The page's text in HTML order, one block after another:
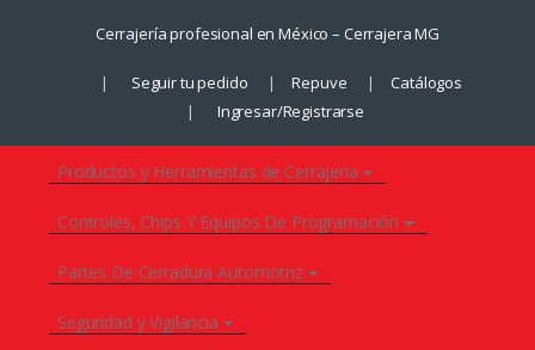
Cerrajería profesional en México – Cerrajera MG
Seguir tu pedido Repuve
Catálogos
Ingresar/Registrarse
Productos y Herramientas de Cerrajeria
Controles, Chips Y Equipos De Programación
Partes De Cerradura Automotriz
Seguridad y Vigilancia